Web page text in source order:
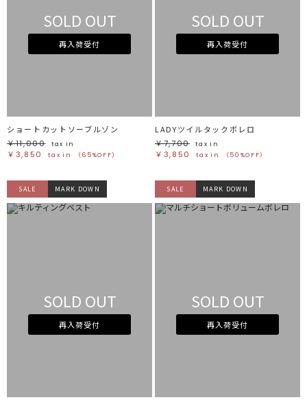
SOLD OUT
再入荷受付
ショートカットソーブルゾン
￥11,000
tax in
￥3,850 tax in （65%OFF）
SOLD OUT
再入荷受付
LADYツイルタックボレロ
￥7,700
tax in
￥3,850 tax in （50%OFF）
SALE MARK DOWN
SOLD OUT
再入荷受付
SALE MARK DOWN
SOLD OUT
再入荷受付